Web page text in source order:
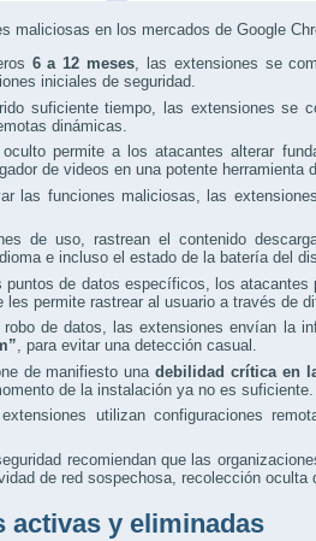
maliciosas en los mercados de Google
6 a 12 meses, las extensiones se
iniciales de seguridad.
suficiente tiempo, las extensiones se
dinámicas.
permite a los atacantes alterar
de videos en una potente herramienta
las funciones maliciosas, las
de uso, rastrean el contenido
e incluso el estado de la batería del
puntos de datos específicos, los atacantes
les permite rastrear al usuario a través de
robo de datos, las extensiones envían la
, para evitar una detección casual.
de manifiesto una debilidad crítica en
de la instalación ya no es suficiente.
utilizan configuraciones
recomiendan que las
de red sospechosa, recolección oculta
activas y eliminadas